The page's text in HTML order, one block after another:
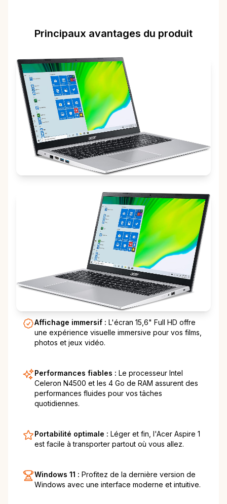
Principaux avantages du produit
Affichage immersif : L'écran 15,6" Full HD offre
une expérience visuelle immersive pour vos films,
photos et jeux vidéo.
Performances fiables : Le processeur Intel
Celeron N4500 et les 4 Go de RAM assurent des
performances fluides pour vos tâches
quotidiennes.
Portabilité optimale : Léger et fin, l'Acer Aspire 1
est facile à transporter partout où vous allez.
Windows 11 : Profitez de la dernière version de
Windows avec une interface moderne et intuitive.